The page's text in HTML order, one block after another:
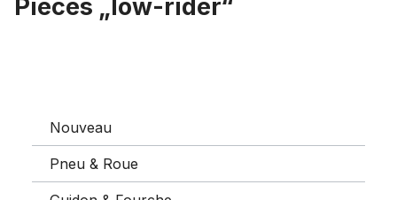
Pièces „low-rider“
Nouveau
Pneu & Roue